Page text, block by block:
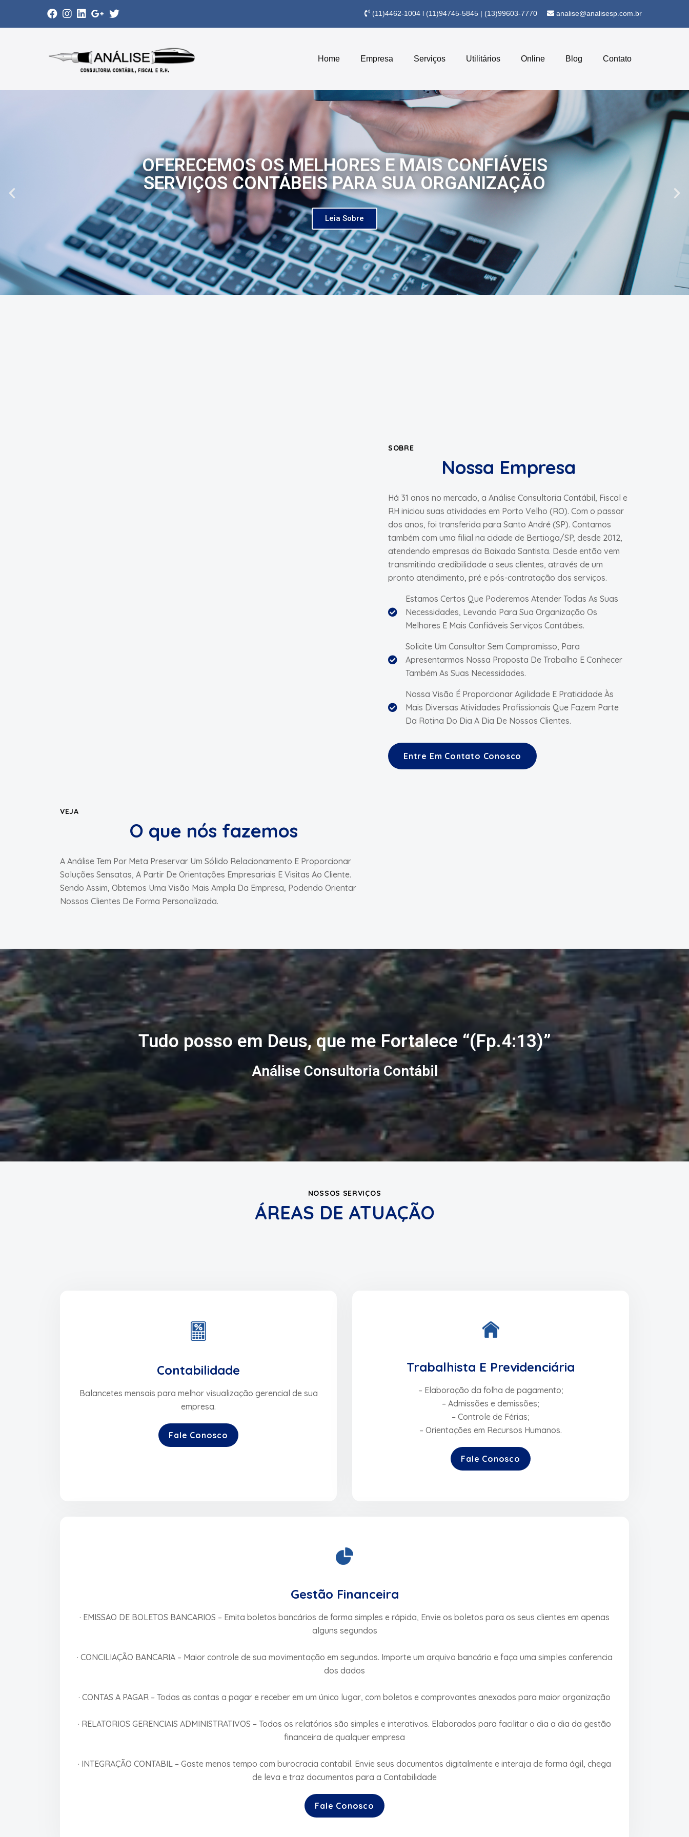
(11)4462-1004 l (11)94745-5845 | (13)99603-7770 analise@analisesp.com.br
Home Empresa Serviços Utilitários Online Blog Contato
OFERECEMOS OS MELHORES E MAIS CONFIÁVEIS
SERVIÇOS CONTÁBEIS PARA SUA ORGANIZAÇÃO
Leia Sobre
SOBRE
Nossa Empresa
Há 31 anos no mercado, a Análise Consultoria Contábil, Fiscal e
RH iniciou suas atividades em Porto Velho (RO). Com o passar
dos anos, foi transferida para Santo André (SP). Contamos
também com uma filial na cidade de Bertioga/SP, desde 2012,
atendendo empresas da Baixada Santista. Desde então vem
transmitindo credibilidade a seus clientes, através de um
pronto atendimento, pré e pós-contratação dos serviços.
Estamos Certos Que Poderemos Atender Todas As Suas
Necessidades, Levando Para Sua Organização Os
Melhores E Mais Confiáveis Serviços Contábeis.
Solicite Um Consultor Sem Compromisso, Para
Apresentarmos Nossa Proposta De Trabalho E Conhecer
Também As Suas Necessidades.
Nossa Visão É Proporcionar Agilidade E Praticidade Às
Mais Diversas Atividades Profissionais Que Fazem Parte
Da Rotina Do Dia A Dia De Nossos Clientes.
Entre Em Contato Conosco
VEJA
O que nós fazemos
A Análise Tem Por Meta Preservar Um Sólido Relacionamento E Proporcionar
Soluções Sensatas, A Partir De Orientações Empresariais E Visitas Ao Cliente.
Sendo Assim, Obtemos Uma Visão Mais Ampla Da Empresa, Podendo Orientar
Nossos Clientes De Forma Personalizada.
Tudo posso em Deus, que me Fortalece “(Fp.4:13)”
Análise Consultoria Contábil
NOSSOS SERVIÇOS
ÁREAS DE ATUAÇÃO
Contabilidade
Balancetes mensais para melhor visualização gerencial de sua
empresa.
Fale Conosco
Trabalhista E Previdenciária
– Elaboração da folha de pagamento;
– Admissões e demissões;
– Controle de Férias;
– Orientações em Recursos Humanos.
Fale Conosco
Gestão Financeira
· EMISSAO DE BOLETOS BANCARIOS – Emita boletos bancários de forma simples e rápida, Envie os boletos para os seus clientes em apenas
alguns segundos
· CONCILIAÇÃO BANCARIA – Maior controle de sua movimentação em segundos. Importe um arquivo bancário e faça uma simples conferencia
dos dados
· CONTAS A PAGAR – Todas as contas a pagar e receber em um único lugar, com boletos e comprovantes anexados para maior organização
· RELATORIOS GERENCIAIS ADMINISTRATIVOS – Todos os relatórios são simples e interativos. Elaborados para facilitar o dia a dia da gestão
financeira de qualquer empresa
· INTEGRAÇÃO CONTABIL – Gaste menos tempo com burocracia contabil. Envie seus documentos digitalmente e interaja de forma ágil, chega
de leva e traz documentos para a Contabilidade
Fale Conosco